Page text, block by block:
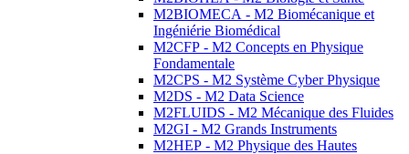
M2BIOMECA - M2 Biomécanique et
Ingéniérie Biomédical
M2CFP - M2 Concepts en Physique
Fondamentale
M2CPS - M2 Système Cyber Physique
M2DS - M2 Data Science
M2FLUIDS - M2 Mécanique des Fluides
M2GI - M2 Grands Instruments
M2HEP - M2 Physique des Hautes